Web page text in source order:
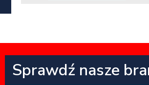
Sprawdź nasze